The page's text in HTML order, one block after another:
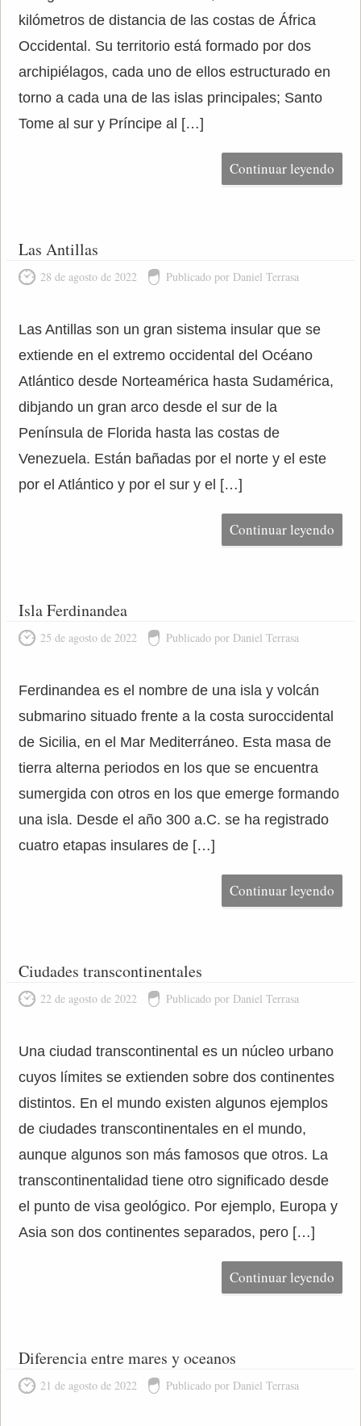
kilómetros de distancia de las costas de África
Occidental. Su territorio está formado por dos
archipiélagos, cada uno de ellos estructurado en
torno a cada una de las islas principales; Santo
Tome al sur y Príncipe al […]
Continuar leyendo
Las Antillas
28 de agosto de 2022 Publicado por Daniel Terrasa
Las Antillas son un gran sistema insular que se
extiende en el extremo occidental del Océano
Atlántico desde Norteamérica hasta Sudamérica,
dibjando un gran arco desde el sur de la
Península de Florida hasta las costas de
Venezuela. Están bañadas por el norte y el este
por el Atlántico y por el sur y el […]
Continuar leyendo
Isla Ferdinandea
25 de agosto de 2022 Publicado por Daniel Terrasa
Ferdinandea es el nombre de una isla y volcán
submarino situado frente a la costa suroccidental
de Sicilia, en el Mar Mediterráneo. Esta masa de
tierra alterna periodos en los que se encuentra
sumergida con otros en los que emerge formando
una isla. Desde el año 300 a.C. se ha registrado
cuatro etapas insulares de […]
Continuar leyendo
Ciudades transcontinentales
22 de agosto de 2022 Publicado por Daniel Terrasa
Una ciudad transcontinental es un núcleo urbano
cuyos límites se extienden sobre dos continentes
distintos. En el mundo existen algunos ejemplos
de ciudades transcontinentales en el mundo,
aunque algunos son más famosos que otros. La
transcontinentalidad tiene otro significado desde
el punto de visa geológico. Por ejemplo, Europa y
Asia son dos continentes separados, pero […]
Continuar leyendo
Diferencia entre mares y oceanos
21 de agosto de 2022 Publicado por Daniel Terrasa